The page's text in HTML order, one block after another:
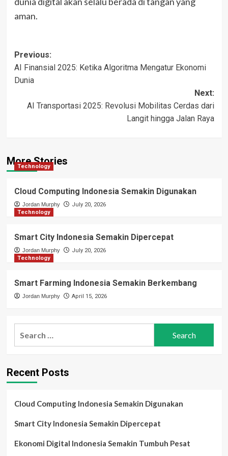
aman.
Post
navigation
Previous:
AI Finansial 2025: Ketika Algoritma Mengatur Ekonomi
Dunia
Next:
AI Transportasi 2025: Revolusi Mobilitas Cerdas dari
Langit hingga Jalan Raya
More Stories
Technology
Cloud Computing Indonesia Semakin Digunakan
Jordan Murphy
July 20, 2026
Technology
Smart City Indonesia Semakin Dipercepat
Jordan Murphy
July 20, 2026
Technology
Smart Farming Indonesia Semakin Berkembang
Jordan Murphy April 15, 2026
Recent Posts
Cloud Computing Indonesia Semakin Digunakan
Smart City Indonesia Semakin Dipercepat
Ekonomi Digital Indonesia Semakin Tumbuh Pesat